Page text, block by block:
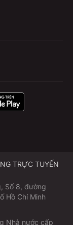
TRỰC TUYẾN
Số 8, đường
Hồ Chí Minh
Nhà nước cấp